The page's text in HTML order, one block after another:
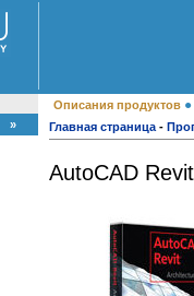
Описания продуктов ●
Главная страница -
AutoCAD